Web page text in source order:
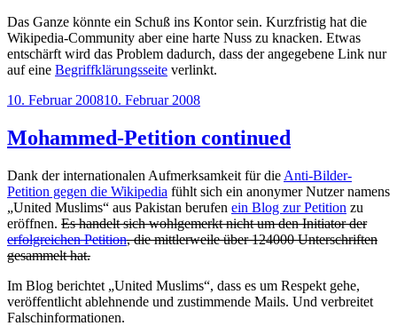
Das Ganze könnte ein Schuß ins Kontor sein. Kurzfristig hat die
Wikipedia-Community aber eine harte Nuss zu knacken. Etwas
entschärft wird das Problem dadurch, dass der angegebene Link nur
auf eine Begriffklärungsseite verlinkt.
Veröffentlicht
10. Februar 200810. Februar 2008
Mohammed-Petition continued
Dank der internationalen Aufmerksamkeit für die Anti-Bilder-
Petition gegen die Wikipedia fühlt sich ein anonymer Nutzer namens
„United Muslims“ aus Pakistan berufen ein Blog zur Petition zu
eröffnen. Es handelt sich wohlgemerkt nicht um den Initiator der
erfolgreichen Petition, die mittlerweile über 124000 Unterschriften
gesammelt hat.
Im Blog berichtet „United Muslims“, dass es um Respekt gehe,
veröffentlicht ablehnende und zustimmende Mails. Und verbreitet
Falschinformationen.